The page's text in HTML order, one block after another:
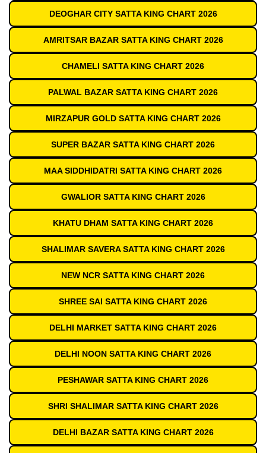
DEOGHAR CITY SATTA KING CHART 2026
AMRITSAR BAZAR SATTA KING CHART 2026
CHAMELI SATTA KING CHART 2026
PALWAL BAZAR SATTA KING CHART 2026
MIRZAPUR GOLD SATTA KING CHART 2026
SUPER BAZAR SATTA KING CHART 2026
MAA SIDDHIDATRI SATTA KING CHART 2026
GWALIOR SATTA KING CHART 2026
KHATU DHAM SATTA KING CHART 2026
SHALIMAR SAVERA SATTA KING CHART 2026
NEW NCR SATTA KING CHART 2026
SHREE SAI SATTA KING CHART 2026
DELHI MARKET SATTA KING CHART 2026
DELHI NOON SATTA KING CHART 2026
PESHAWAR SATTA KING CHART 2026
SHRI SHALIMAR SATTA KING CHART 2026
DELHI BAZAR SATTA KING CHART 2026